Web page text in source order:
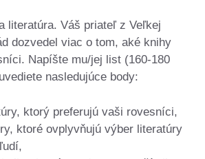
literatúra. Váš priateľ z Veľkej
dozvedel viac o tom, aké knihy
Napíšte mu/jej list (160-180
nasledujúce body:
ktorý preferujú vaši rovesníci,
ktoré ovplyvňujú výber literatúry